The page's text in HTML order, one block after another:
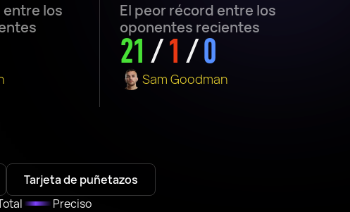
entre los
El peor récord entre los
oponentes recientes
21 /1 /0
Sam Goodman
Tarjeta de puñetazos
Preciso